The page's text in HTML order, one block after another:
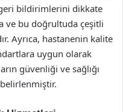
bildirimlerini dikkate
ve bu doğrultuda çeşitli
Ayrıca, hastanenin kalite
uygun olarak
güvenliği ve sağlığı